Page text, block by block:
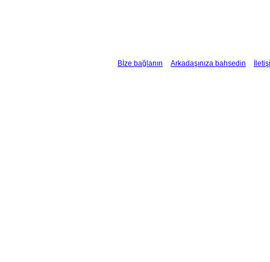
Bİze bağlanın Arkadaşınıza bahsedin